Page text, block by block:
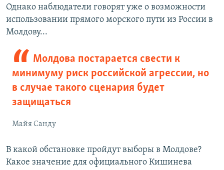
Однако наблюдатели говорят уже о возможности
использовании прямого морского пути из России в
Молдову...
Молдова постарается свести к
минимуму риск российской агрессии, но
в случае такого сценария будет
защищаться
Майя Санду
В какой обстановке пройдут выборы в Молдове?
Какое значение для официального Кишинева